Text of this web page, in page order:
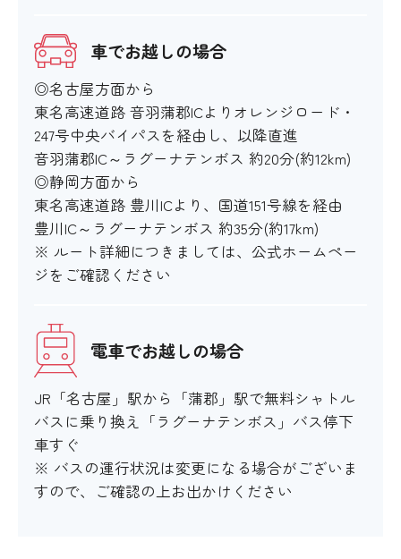
車でお越しの場合
◎名古屋方面から
東名高速道路 音羽蒲郡ICよりオレンジロード・
247号中央バイパスを経由し、以降直進
音羽蒲郡IC～ラグーナテンボス 約20分(約12km)
◎静岡方面から
東名高速道路 豊川ICより、国道151号線を経由
豊川IC～ラグーナテンボス 約35分(約17km)
※ ルート詳細につきましては、公式ホームペー
ジをご確認ください
電車でお越しの場合
JR「名古屋」駅から「蒲郡」駅で無料シャトル
バスに乗り換え「ラグーナテンボス」バス停下
車すぐ
※ バスの運行状況は変更になる場合がございま
すので、ご確認の上お出かけください